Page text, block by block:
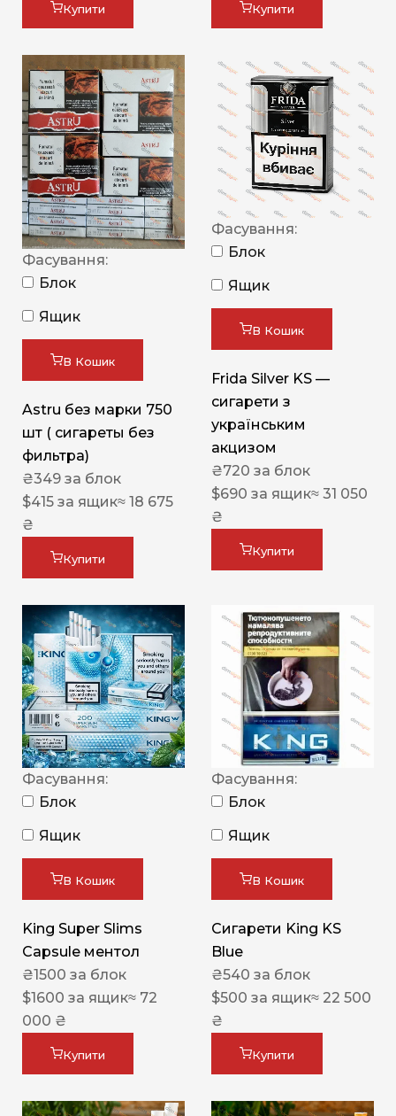
Купити Купити
Фасування:
Блок
Ящик
В Кошик
Astru без марки 750
шт ( сигареты без
фильтра)
₴349 за блок
$415 за ящик≈ 18 675
₴
Купити
Фасування:
Блок
Ящик
В Кошик
Frida Silver KS —
сигарети з
українським
акцизом
₴720 за блок
$690 за ящик≈ 31 050
₴
Купити
Фасування:
Блок
Ящик
В Кошик
King Super Slims
Capsule ментол
₴1500 за блок
$1600 за ящик≈ 72
000 ₴
Купити
Фасування:
Блок
Ящик
В Кошик
Сигарети King KS
Blue
₴540 за блок
$500 за ящик≈ 22 500
₴
Купити